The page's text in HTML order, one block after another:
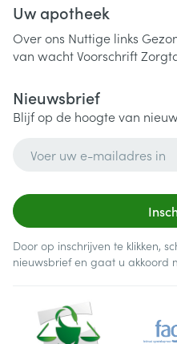
Uw apotheek
Over ons Nuttige links
van wachtVoorschrift
Nieuwsbrief
Blijf op de hoogte van
Door op inschrijven te klikken,
nieuwsbrief en gaat u akkoord